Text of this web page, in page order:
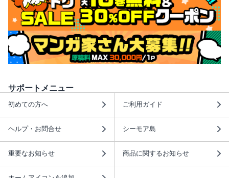
サポートメニュー
初めての方へ ご利用ガイド
ヘルプ・お問合せ シーモア島
重要なお知らせ 商品に関するお知らせ